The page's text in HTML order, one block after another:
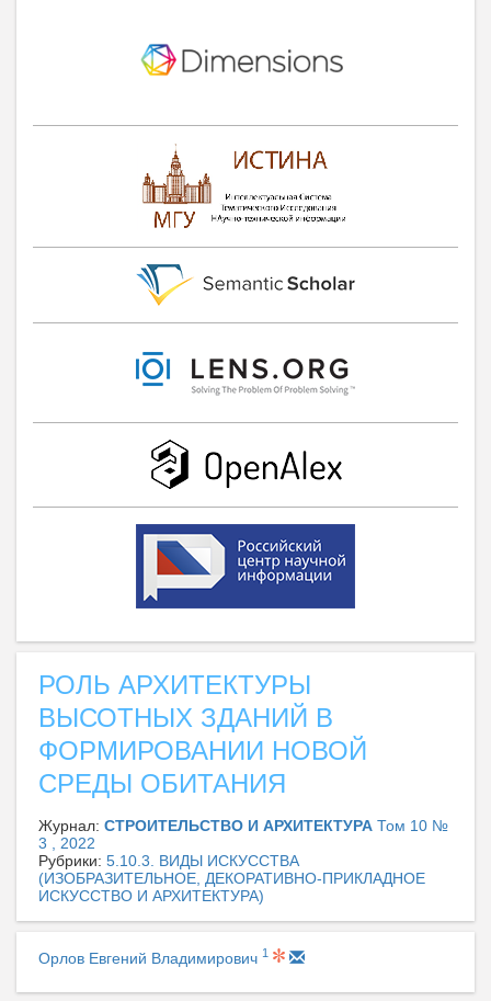
РОЛЬ АРХИТЕКТУРЫ
ВЫСОТНЫХ ЗДАНИЙ В
ФОРМИРОВАНИИ НОВОЙ
СРЕДЫ ОБИТАНИЯ
Журнал: СТРОИТЕЛЬСТВО И АРХИТЕКТУРА Том 10 №
3 , 2022
Рубрики: 5.10.3. ВИДЫ ИСКУССТВА
(ИЗОБРАЗИТЕЛЬНОЕ, ДЕКОРАТИВНО-ПРИКЛАДНОЕ
ИСКУССТВО И АРХИТЕКТУРА)
Орлов Евгений Владимирович 1